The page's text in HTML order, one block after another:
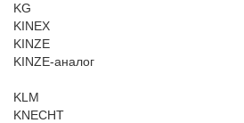
KG
KINEX
KINZE
KINZE-аналог
KLM
KNECHT